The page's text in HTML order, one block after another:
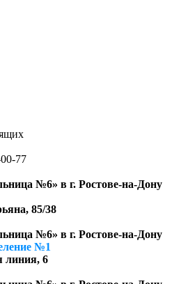
77
№6» в г. Ростове-на-Дону
85/38
№6» в г. Ростове-на-Дону
№1
линия, 6